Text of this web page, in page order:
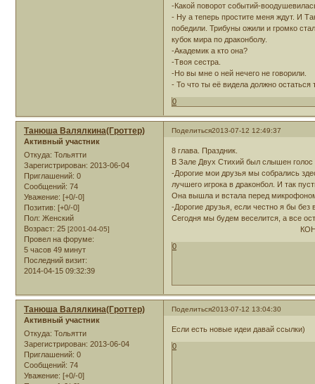
-Какой поворот событий-
- Ну а теперь простите меня ждут. И
победили. Трибуны ожили и громко
кубок мира по драконболу.
-Академик а кто она?
-Твоя сестра.
-Но вы мне о ней нечего не говорили.
- То что ты её видела должно
0
Поделиться2013-07-12 12:49:37
Танюша Валялкина(Гроттер)
Активный участник
Откуда: Тольятти
Зарегистрирован: 2013-06-04
Приглашений: 0
Сообщений: 74
Уважение: [+0/-0]
Позитив: [+0/-0]
Пол: Женский
Возраст: 25 [2001-04-05]
Провел на форуме:
5 часов 49 минут
Последний визит:
2014-04-15 09:32:39
8 глава. Праздник.
В Зале Двух Стихий был слышен голос
-Дорогие мои друзья мы собрались
лучшего игрока в драконбол. И так
Она вышла и встала перед
-Дорогие друзья, если честно я бы
Сегодня мы будем веселится, а все
0
Поделиться2013-07-12 13:04:30
Танюша Валялкина(Гроттер)
Активный участник
Откуда: Тольятти
Зарегистрирован: 2013-06-04
Приглашений: 0
Сообщений: 74
Уважение: [+0/-0]
Если есть новые идеи давай ссылки)
0